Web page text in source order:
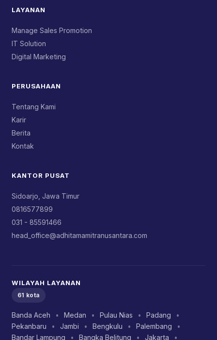
LAYANAN
Manage Sales Promotion
IT Solution
Digital Marketing
PERUSAHAAN
Tentang Kami
Karir
Berita
Kontak
KANTOR PUSAT
Sidoarjo, Jawa Timur
0816577899
031 - 85591466
head_office@adhitamamitranusantara.com
WILAYAH LAYANAN
61 kota
Banda Aceh • Medan • Pulau Nias • Padang
•
Pekanbaru
• Jambi • Bengkulu • Palembang
•
Bandar Lampung
• Bangka Belitung • Jakarta •